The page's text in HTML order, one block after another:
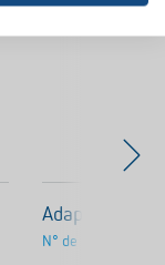
Adapter frame
N° de réf.